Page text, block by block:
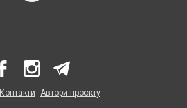
Контакти Автори проєкту